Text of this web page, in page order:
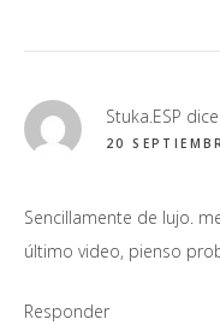
Stuka.ESP dice
20
Sencillamente de lujo.
último video, pienso
Responder